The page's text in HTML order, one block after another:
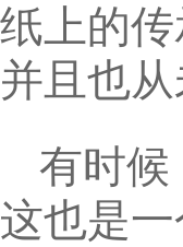
纸上的
并且也
有时候
这也是